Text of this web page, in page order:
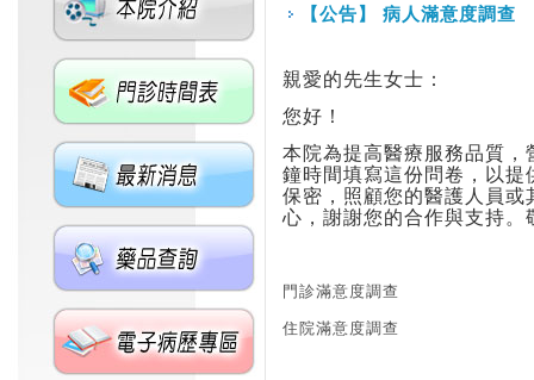
【公告】 病人滿意度調查
親愛的先生女士：
您好！
本院為提高醫療服務品質
鐘時間填寫這份問卷，以
保密，照顧您的醫護人員
心，謝謝您的合作與支持。
門診滿意度調查
住院滿意度調查